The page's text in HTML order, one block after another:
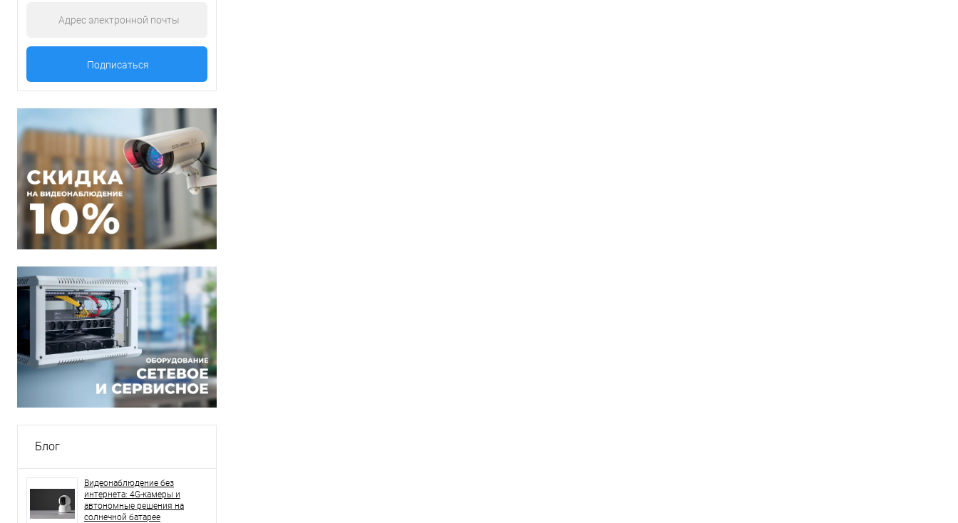
Блог
Видеонаблюдение без
интернета: 4G-камеры и
автономные решения на
солнечной батарее